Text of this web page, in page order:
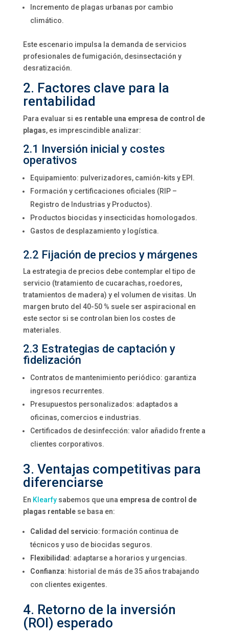
Incremento de plagas urbanas por cambio
climático.
Este escenario impulsa la demanda de servicios
profesionales de fumigación, desinsectación y
desratización.
2. Factores clave para la
rentabilidad
Para evaluar si es rentable una empresa de control de
plagas, es imprescindible analizar:
2.1 Inversión inicial y costes
operativos
Equipamiento: pulverizadores, camión-kits y EPI.
Formación y certificaciones oficiales (RIP –
Registro de Industrias y Productos).
Productos biocidas y insecticidas homologados.
Gastos de desplazamiento y logística.
2.2 Fijación de precios y márgenes
La estrategia de precios debe contemplar el tipo de
servicio (tratamiento de cucarachas, roedores,
tratamientos de madera) y el volumen de visitas. Un
margen bruto del 40-50 % suele ser aspiracional en
este sector si se controlan bien los costes de
materiales.
2.3 Estrategias de captación y
fidelización
Contratos de mantenimiento periódico: garantiza
ingresos recurrentes.
Presupuestos personalizados: adaptados a
oficinas, comercios e industrias.
Certificados de desinfección: valor añadido frente a
clientes corporativos.
3. Ventajas competitivas para
diferenciarse
En Klearfysabemos que una empresa de control de
plagas rentablese basa en:
Calidad del servicio: formación continua de
técnicos y uso de biocidas seguros.
Flexibilidad : adaptarse a horarios y urgencias.
Confianza: historial de más de 35 años trabajando
con clientes exigentes.
4. Retorno de la inversión
(ROI) esperado